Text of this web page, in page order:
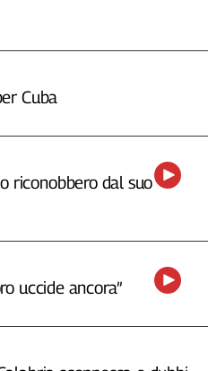
Cuba
riconobbero dal suo
uccide ancora”